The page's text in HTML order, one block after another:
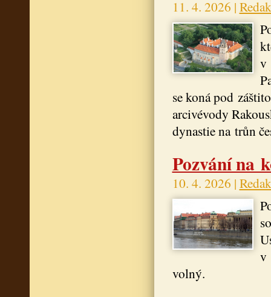
11. 4. 2026 |
v
se koná pod
arcivévody
dynastie na trůn
Pozvání na
10. 4. 2026 |
v
volný.